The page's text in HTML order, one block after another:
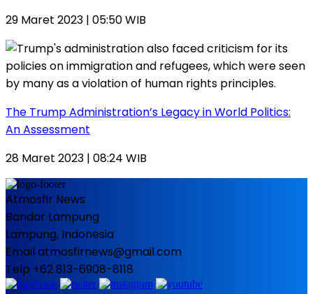
29 Maret 2023 | 05:50 WIB
The Trump Administration’s Legacy in World Politics:
An Assessment
28 Maret 2023 | 08:24 WIB
Atmosfir News
Bandar Lampung
Lampung, Indonesia
Email atmosfirnews@gmail.com
Telp +62 813-6908-8118